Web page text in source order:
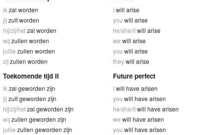
ik zal worden
jijzult worden
hij/zij/hetzal worden
wijzullen worden
jullie zullen worden
zijzullen worden
Iwill arise
you will arise
he/she/itwill arise
we will arise
you will arise
theywill arise
Toekomende tijd II
ik zal geworden zijn
jijzult geworden zijn
hij/zij/hetzal geworden zijn
wijzullen geworden zijn
jullie zullen geworden zijn
Future perfect
Iwill have arisen
you will have arisen
he/she/itwill have arisen
we will have arisen
you will have arisen